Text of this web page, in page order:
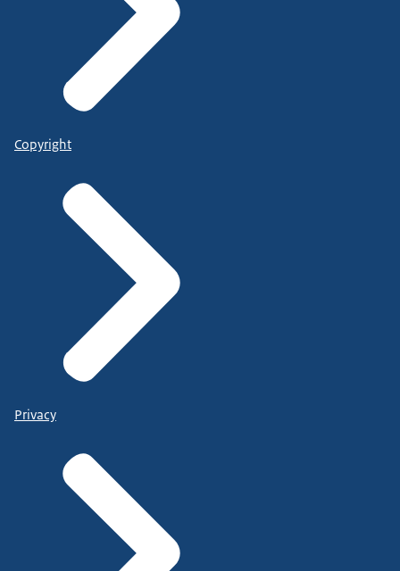
Copyright
Privacy